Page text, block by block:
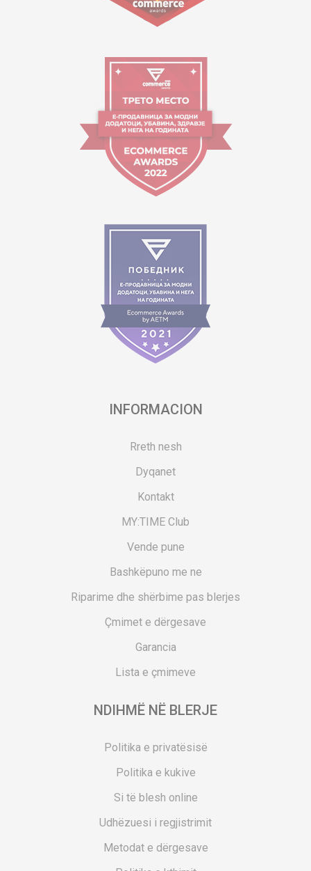
INFORMACION
Rreth nesh
Dyqanet
Kontakt
MY:TIME Club
Vende pune
Bashkëpuno me ne
Riparime dhe shërbime pas blerjes
Çmimet e dërgesave
Garancia
Lista e çmimeve
NDIHMË NË BLERJE
Politika e privatësisë
Politika e kukive
Si të blesh online
Udhëzuesi i regjistrimit
Metodat e dërgesave